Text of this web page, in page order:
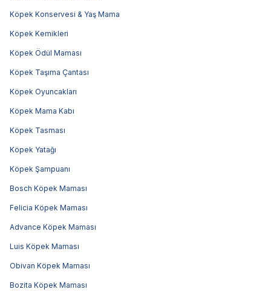
Köpek Konservesi & Yaş Mama
Köpek Kemikleri
Köpek Ödül Maması
Köpek Taşıma Çantası
Köpek Oyuncakları
Köpek Mama Kabı
Köpek Tasması
Köpek Yatağı
Köpek Şampuanı
Bosch Köpek Maması
Felicia Köpek Maması
Advance Köpek Maması
Luis Köpek Maması
Obivan Köpek Maması
Bozita Köpek Maması